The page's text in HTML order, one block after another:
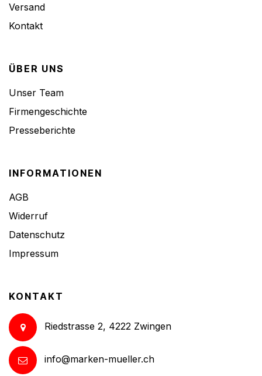
Versand
Kontakt
ÜBER UNS
Unser Team
Firmengeschichte
Presseberichte
INFORMATIONEN
AGB
Widerruf
Datenschutz
Impressum
KONTAKT
Riedstrasse 2, 4222 Zwingen
info@marken-mueller.ch